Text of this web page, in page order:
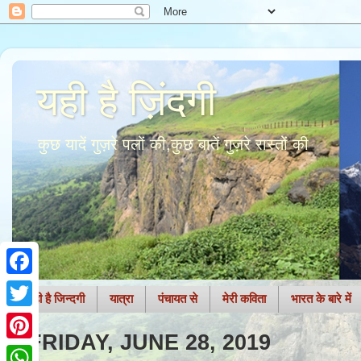
यही है ज़िंदगी
कुछ यादें गुज़रे पलों की,कुछ बातें गुज़रे रास्तों की
यही है जिन्दगी यात्रा पंचायत से मेरी कविता भारत के बारे में
FRIDAY, JUNE 28, 2019
F
a
c
T
w
P